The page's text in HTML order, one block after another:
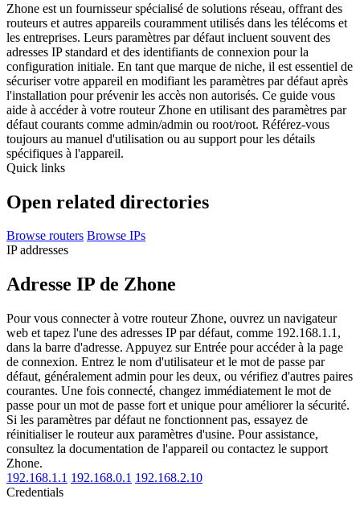
Zhone est un fournisseur spécialisé de solutions réseau, offrant des
routeurs et autres appareils couramment utilisés dans les télécoms et
les entreprises. Leurs paramètres par défaut incluent souvent des
adresses IP standard et des identifiants de connexion pour la
configuration initiale. En tant que marque de niche, il est essentiel de
sécuriser votre appareil en modifiant les paramètres par défaut après
l'installation pour prévenir les accès non autorisés. Ce guide vous
aide à accéder à votre routeur Zhone en utilisant des paramètres par
défaut courants comme admin/admin ou root/root. Référez-vous
toujours au manuel d'utilisation ou au support pour les détails
spécifiques à l'appareil.
Quick links
Open related directories
Browse routers Browse IPs
IP addresses
Adresse IP de Zhone
Pour vous connecter à votre routeur Zhone, ouvrez un navigateur
web et tapez l'une des adresses IP par défaut, comme 192.168.1.1,
dans la barre d'adresse. Appuyez sur Entrée pour accéder à la page
de connexion. Entrez le nom d'utilisateur et le mot de passe par
défaut, généralement admin pour les deux, ou vérifiez d'autres paires
courantes. Une fois connecté, changez immédiatement le mot de
passe pour un mot de passe fort et unique pour améliorer la sécurité.
Si les paramètres par défaut ne fonctionnent pas, essayez de
réinitialiser le routeur aux paramètres d'usine. Pour assistance,
consultez la documentation de l'appareil ou contactez le support
Zhone.
192.168.1.1 192.168.0.1 192.168.2.10
Credentials